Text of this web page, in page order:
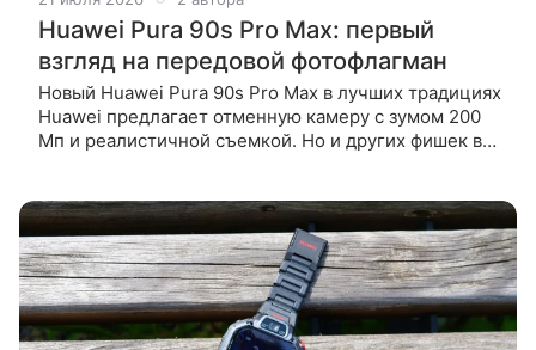
Huawei Pura 90s Pro Max: первый
взгляд на передовой фотофлагман
Новый Huawei Pura 90s Pro Max в лучших традициях
Huawei предлагает отменную камеру с зумом 200
Мп и реалистичной съемкой. Но и других фишек в